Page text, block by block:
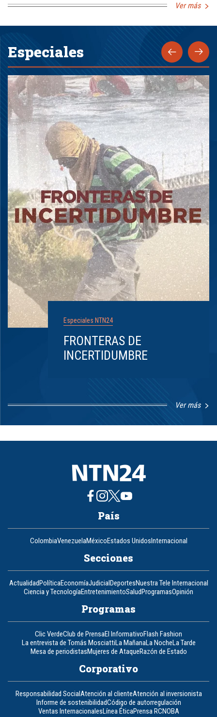
Ver más
Especiales
Especiales NTN24
FRONTERAS DE
INCERTIDUMBRE
Ver más
8
País
ColombiaVenezuelaMéxicoEstados UnidosInternacional
Secciones
ActualidadPolíticaEconomíaJudicialDeportesNuestra Tele Internacional
Ciencia y TecnologíaEntretenimientoSaludProgramasOpinión
Programas
Clic VerdeClub de PrensaEl InformativoFlash Fashion
La entrevista de Tomás MosciattiLa MañanaLa NocheLa Tarde
Mesa de periodistasMujeres de AtaqueRazón de Estado
Corporativo
Responsabilidad SocialAtención al clienteAtención al inversionista
Informe de sostenibilidadCódigo de autorregulación
Ventas InternacionalesLínea ÉticaPrensa RCNOBA